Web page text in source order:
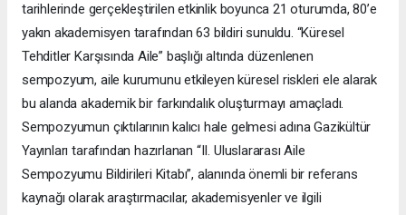
tarihlerinde gerçekleştirilen etkinlik boyunca 21 oturumda, 80’e
yakın akademisyen tarafından 63 bildiri sunuldu. “Küresel
Tehditler Karşısında Aile” başlığı altında düzenlenen
sempozyum, aile kurumunu etkileyen küresel riskleri ele alarak
bu alanda akademik bir farkındalık oluşturmayı amaçladı.
Sempozyumun çıktılarının kalıcı hale gelmesi adına Gazikültür
Yayınları tarafından hazırlanan “II. Uluslararası Aile
Sempozyumu Bildirileri Kitabı”, alanında önemli bir referans
kaynağı olarak araştırmacılar, akademisyenler ve ilgili